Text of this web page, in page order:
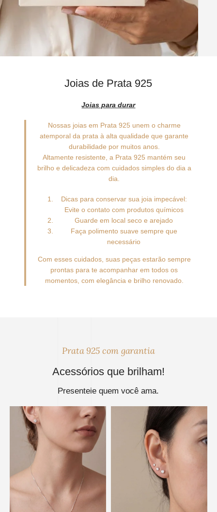
Joias de Prata 925
Joias para durar
Nossas joias em Prata 925 unem o charme
atemporal da prata à alta qualidade que garante
durabilidade por muitos anos.
Altamente resistente, a Prata 925 mantém seu
brilho e delicadeza com cuidados simples do dia a
dia.
Dicas para conservar sua joia impecável:
Evite o contato com produtos químicos
Guarde em local seco e arejado
Faça polimento suave sempre que
necessário
Com esses cuidados, suas peças estarão sempre
prontas para te acompanhar em todos os
momentos, com elegância e brilho renovado.
Prata 925 com garantia
Acessórios que brilham!
Presenteie quem você ama.